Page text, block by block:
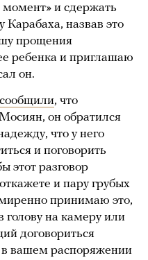
момент» и сдержать
Карабаха, назвав это
прощения
ребенка и приглашаю
он.
сообщили, что
он обратился
что у него
и поговорить
этот разговор
и пару грубых
принимаю это,
голову на камеру или
договориться
в вашем распоряжении